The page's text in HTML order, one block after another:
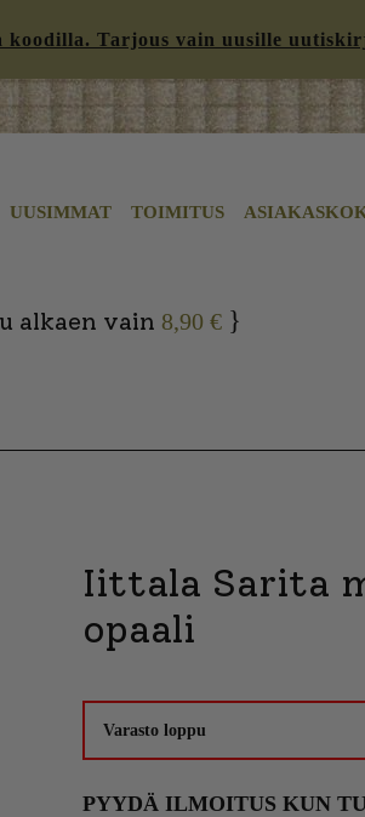
koodilla. Tarjous vain uusille
UUSIMMAT TOIMITUS
alkaen vain 8,90 € }
Iittala Sarita
opaali
Varasto loppu
PYYDÄ ILMOITUS KUN